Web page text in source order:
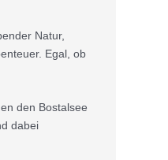
Natur,
Egal, ob
den Bostalsee
dabei